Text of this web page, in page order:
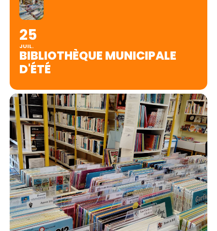
25
JUIL.
BIBLIOTHÈQUE MUNICIPALE
D'ÉTÉ